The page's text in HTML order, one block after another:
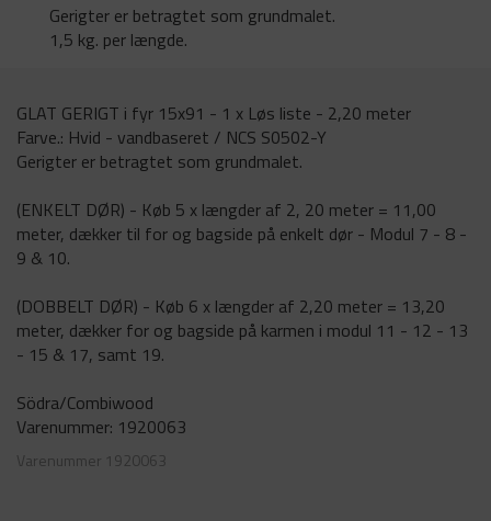
Gerigter er betragtet som grundmalet.
1,5 kg. per længde.
GLAT GERIGT i fyr 15x91 - 1 x Løs liste - 2,20 meter
Farve.: Hvid - vandbaseret / NCS S0502-Y
Gerigter er betragtet som grundmalet.
(ENKELT DØR) - Køb 5 x længder af 2, 20 meter = 11,00
meter, dækker til for og bagside på enkelt dør - Modul 7 - 8 -
9 & 10.
(DOBBELT DØR) - Køb 6 x længder af 2,20 meter = 13,20
meter, dækker for og bagside på karmen i modul 11 - 12 - 13
- 15 & 17, samt 19.
Södra/Combiwood
Varenummer: 1920063
Varenummer 1920063